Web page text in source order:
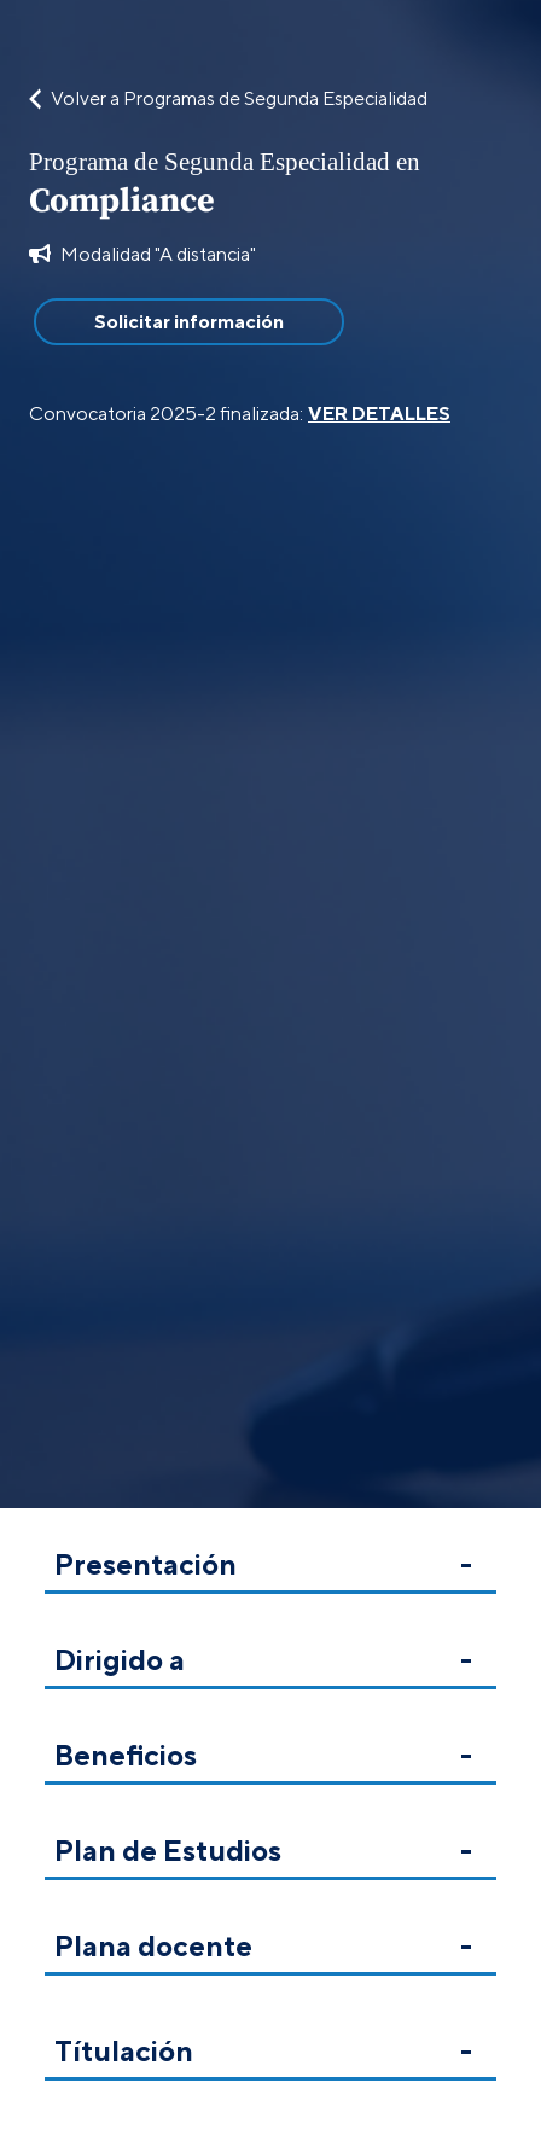
Volver a Programas de Segunda Especialidad
Programa de Segunda Especialidad en
Compliance
Modalidad "A distancia"
Solicitar información
Convocatoria 2025-2 finalizada: VER DETALLES
Presentación
Dirigido a
Beneficios
Plan de Estudios
Plana docente
Títulación